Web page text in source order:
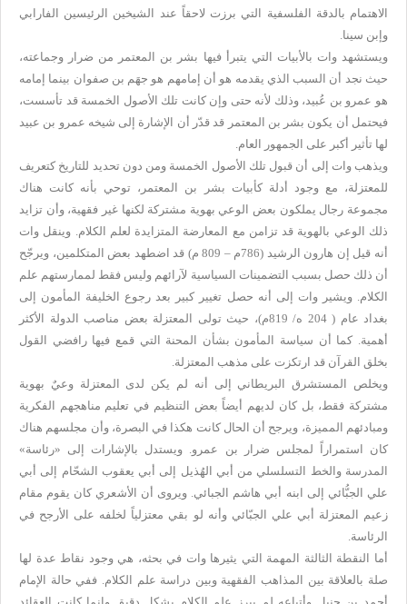
الاهتمام بالدقة الفلسفية التي برزت لاحقاً عند الشيخين الرئيسين الفارابي
وإبن سينا.
ويستشهد وات بالأبيات التي يتبرأ فيها بشر بن المعتمر من ضرار وجماعته،
حيث نجد أن السبب الذي يقدمه هو أن إمامهم هو جهَم بن صفوان بينما إمامه
هو عمرو بن عُبيد، وذلك لأنه حتى وإن كانت تلك الأصول الخمسة قد تأسست،
فيحتمل أن يكون بشر بن المعتمر قد قدّر أن الإشارة إلى شيخه عمرو بن عبيد
لها تأثير أكبر على الجمهور العام.
ويذهب وات إلى أن قبول تلك الأصول الخمسة ومن دون تحديد للتاريخ كتعريف
للمعتزلة، مع وجود أدلة كأبيات بشر بن المعتمر، توحي بأنه كانت هناك
مجموعة رجال يملكون بعض الوعي بهوية مشتركة لكنها غير فقهية، وأن تزايد
ذلك الوعي بالهوية قد تزامن مع المعارضة المتزايدة لعلم الكلام. وينقل وات
أنه قيل إن هارون الرشيد (786م – 809 م) قد اضطهد بعض المتكلمين، ويرجّح
أن ذلك حصل بسبب التضمينات السياسية لآرائهم وليس فقط لممارستهم علم
الكلام. ويشير وات إلى أنه حصل تغيير كبير بعد رجوع الخليفة المأمون إلى
بغداد عام ( 204 ه/ 819م)، حيث تولى المعتزلة بعض مناصب الدولة الأكثر
أهمية. كما أن سياسة المأمون بشأن المحنة التي قمع فيها رافضي القول
بخلق القرآن قد ارتكزت على مذهب المعتزلة.
ويخلص المستشرق البريطاني إلى أنه لم يكن لدى المعتزلة وعيٌ بهوية
مشتركة فقط، بل كان لديهم أيضاً بعض التنظيم في تعليم مناهجهم الفكرية
ومبادئهم المميزة، ويرجح أن الحال كانت هكذا في البصرة، وأن مجلسهم هناك
كان استمراراً لمجلس ضرار بن عمرو. ويستدل بالإشارات إلى «رئاسة»
المدرسة والخط التسلسلي من أبي الهُذيل إلى أبي يعقوب الشحّام إلى أبي
علي الجبُّائي إلى ابنه أبي هاشم الجبائي. ويروى أن الأشعري كان يقوم مقام
زعيم المعتزلة أبي علي الجبّائي وأنه لو بقي معتزلياً لخلفه على الأرجح في
الرئاسة.
أما النقطة الثالثة المهمة التي يثيرها وات في بحثه، هي وجود نقاط عدة لها
صلة بالعلاقة بين المذاهب الفقهية وبين دراسة علم الكلام. ففي حالة الإمام